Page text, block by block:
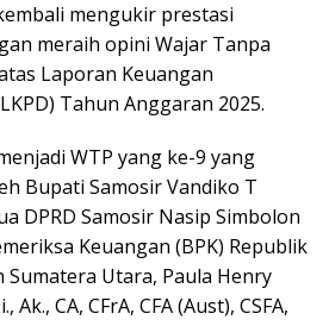
mengukir prestasi
meraih opini Wajar Tanpa
Laporan Keuangan
Tahun Anggaran 2025.
WTP yang ke-9 yang
Bupati Samosir Vandiko T
DPRD Samosir Nasip Simbolon
Keuangan (BPK) Republik
Utara, Paula Henry
Ak., CA, CFrA, CFA (Aust), CSFA,